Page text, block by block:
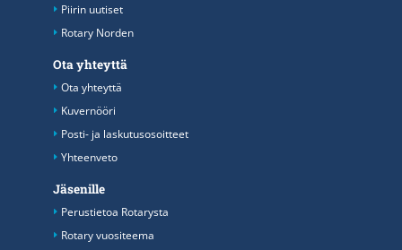
Piirin uutiset
Rotary Norden
Ota yhteyttä
Ota yhteyttä
Kuvernööri
Posti- ja laskutusosoitteet
Yhteenveto
Jäsenille
Perustietoa Rotarysta
Rotary vuositeema